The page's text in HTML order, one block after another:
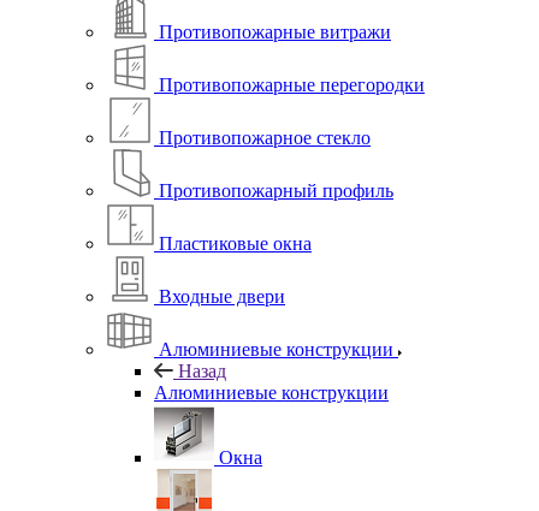
Противопожарные витражи
Противопожарные перегородки
Противопожарное стекло
Противопожарный профиль
Пластиковые окна
Входные двери
Алюминиевые конструкции
Назад
Алюминиевые конструкции
Окна